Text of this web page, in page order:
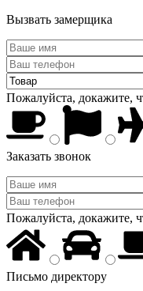
Вызвать замерщика
Пожалуйста, докажите,
Заказать звонок
Пожалуйста, докажите,
Письмо директору